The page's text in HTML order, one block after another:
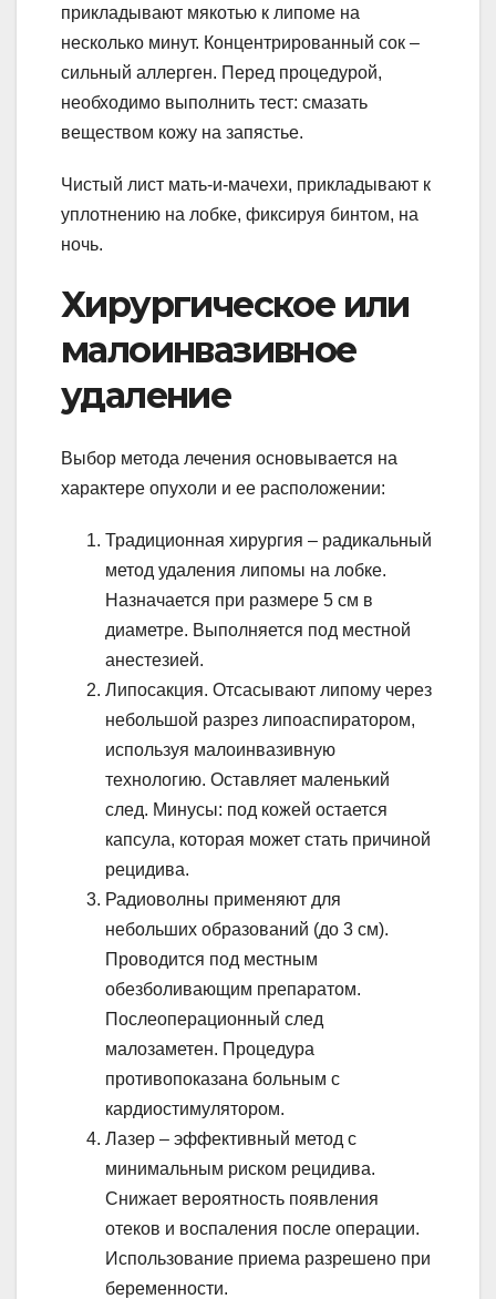
прикладывают мякотью к липоме на
несколько минут. Концентрированный сок –
сильный аллерген. Перед процедурой,
необходимо выполнить тест: смазать
веществом кожу на запястье.
Чистый лист мать-и-мачехи, прикладывают к
уплотнению на лобке, фиксируя бинтом, на
ночь.
Хирургическое или
малоинвазивное
удаление
Выбор метода лечения основывается на
характере опухоли и ее расположении:
Традиционная хирургия – радикальный
метод удаления липомы на лобке.
Назначается при размере 5 см в
диаметре. Выполняется под местной
анестезией.
Липосакция. Отсасывают липому через
небольшой разрез липоаспиратором,
используя малоинвазивную
технологию. Оставляет маленький
след. Минусы: под кожей остается
капсула, которая может стать причиной
рецидива.
Радиоволны применяют для
небольших образований (до 3 см).
Проводится под местным
обезболивающим препаратом.
Послеоперационный след
малозаметен. Процедура
противопоказана больным с
кардиостимулятором.
Лазер – эффективный метод с
минимальным риском рецидива.
Снижает вероятность появления
отеков и воспаления после операции.
Использование приема разрешено при
беременности.